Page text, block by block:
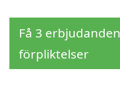
Få 3
förpliktelser